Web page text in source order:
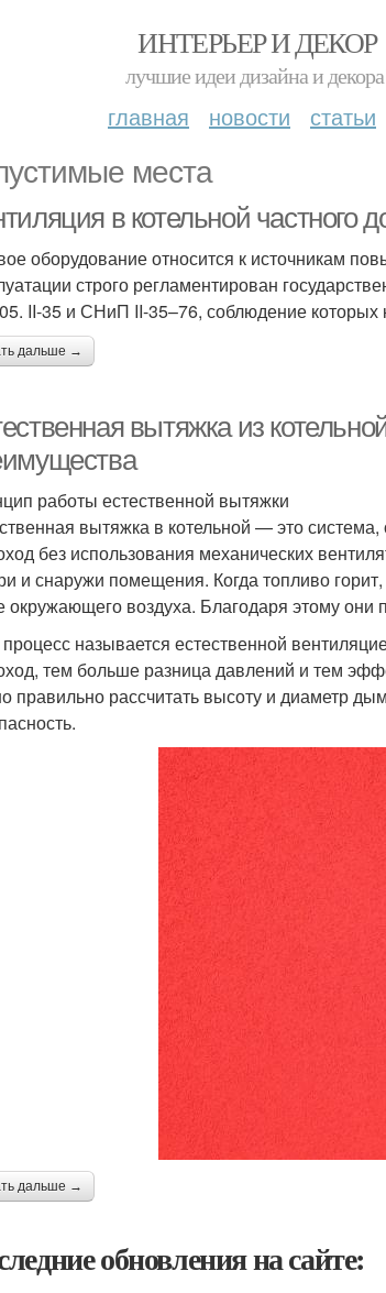
ИНТЕРЬЕР И ДЕКОР
лучшие идеи дизайна и
главная новости статьи
места
в котельной частного
оборудование относится к источникам
строго регламентирован
II-35 и СНиП II-35–76, соблюдение которых
дальше →
вытяжка из
работы естественной вытяжки
вытяжка в котельной — это
без использования механических
и снаружи помещения. Когда топливо
окружающего воздуха. Благодаря этому
называется естественной
тем больше разница давлений и тем
правильно рассчитать высоту и диаметр
дальше →
обновления на сайте: